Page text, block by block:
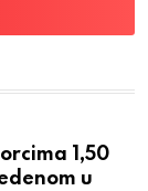
1,50
u